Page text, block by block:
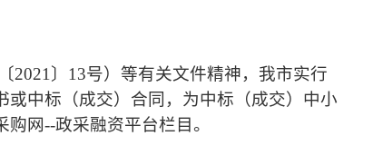
2021〕13号）等有关文件精神，我市实行
中标（成交）合同，为中标（成交）中小
网--政采融资平台栏目。